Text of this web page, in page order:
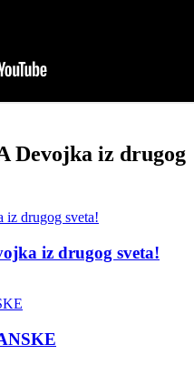
Devojka iz drugog
iz drugog sveta!